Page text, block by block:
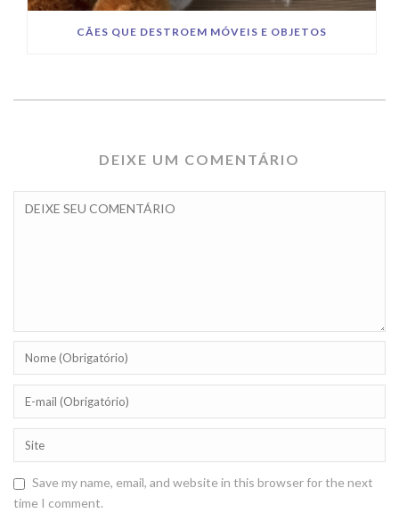
CÃES QUE DESTROEM MÓVEIS E OBJETOS
DEIXE UM COMENTÁRIO
Save my name, email, and website in this browser for the next
time I comment.